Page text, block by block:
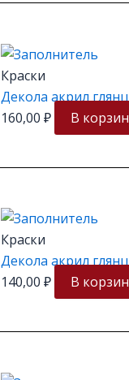
Краски
Декола акрил
160,00 ₽ В
Краски
Декола акрил
140,00 ₽ В